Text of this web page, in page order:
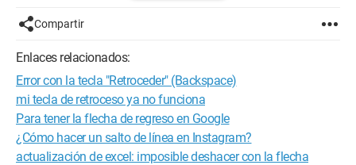
Compartir
Enlaces relacionados:
Error con la tecla "Retroceder" (Backspace)
mi tecla de retroceso ya no funciona
Para tener la flecha de regreso en Google
¿Cómo hacer un salto de línea en Instagram?
actualización de excel: imposible deshacer con la flecha